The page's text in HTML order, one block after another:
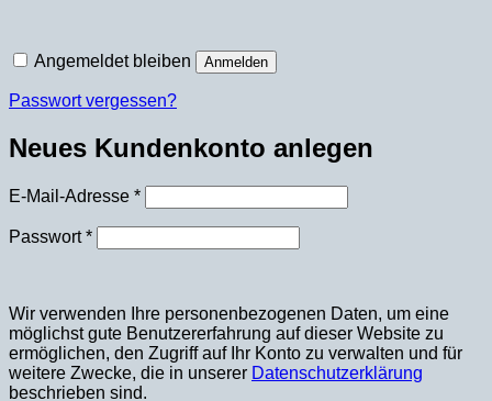
Angemeldet bleiben Anmelden
Passwort vergessen?
Neues Kundenkonto anlegen
E-Mail-Adresse *Erforderlich
Passwort*Erforderlich
Wir verwenden Ihre personenbezogenen Daten, um eine
möglichst gute Benutzererfahrung auf dieser Website zu
ermöglichen, den Zugriff auf Ihr Konto zu verwalten und für
weitere Zwecke, die in unserer Datenschutzerklärung
beschrieben sind.